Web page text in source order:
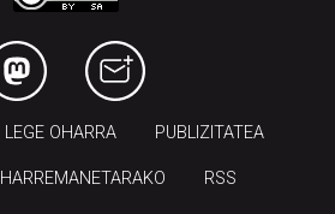
LEGE OHARRA PUBLIZITATEA
HARREMANETARAKO RSS